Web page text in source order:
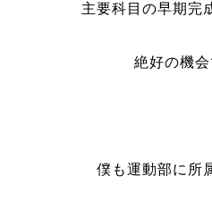
主要科目の早期完
絶好の機会
僕も運動部に所